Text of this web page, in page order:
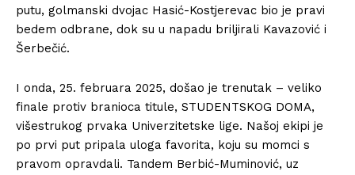
putu, golmanski dvojac Hasić-Kostjerevac bio je pravi
bedem odbrane, dok su u napadu briljirali Kavazović i
Šerbečić.
I onda, 25. februara 2025, došao je trenutak – veliko
finale protiv branioca titule, STUDENTSKOG DOMA,
višestrukog prvaka Univerzitetske lige. Našoj ekipi je
po prvi put pripala uloga favorita, koju su momci s
pravom opravdali. Tandem Berbić-Muminović, uz